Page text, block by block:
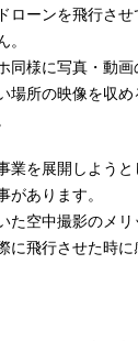
ローンを飛行さ
。
同様に写真・動画
場所の映像を収
業を展開しよう
があります。
た空中撮影のメ
に飛行させた時